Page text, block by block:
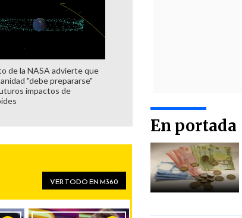
En portada
de la NASA advierte que
"debe prepararse"
impactos de